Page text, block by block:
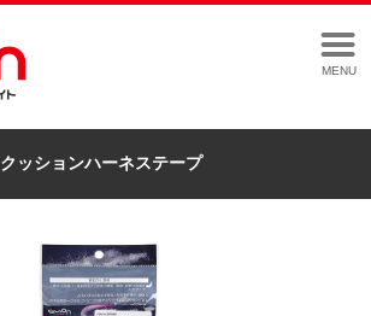
MENU
クッションハーネステープ